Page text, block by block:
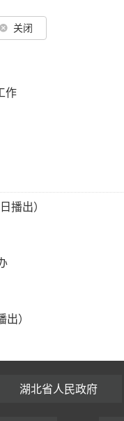
关闭
作
播出）
）
湖北省人民政府